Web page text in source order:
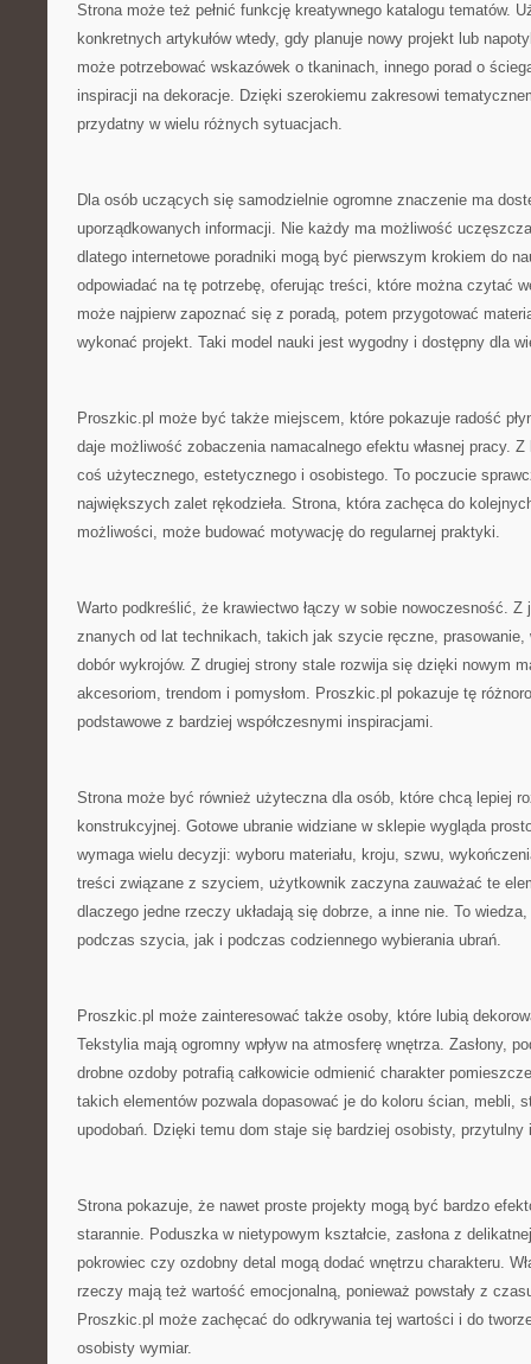
Strona może też pełnić funkcję kreatywnego katalogu tematów.
konkretnych artykułów wtedy, gdy planuje nowy projekt lub
może potrzebować wskazówek o tkaninach, innego porad o
inspiracji na dekoracje. Dzięki szerokiemu zakresowi
przydatny w wielu różnych sytuacjach.
Dla osób uczących się samodzielnie ogromne znaczenie ma
uporządkowanych informacji. Nie każdy ma możliwość
dlatego internetowe poradniki mogą być pierwszym krokiem do
odpowiadać na tę potrzebę, oferując treści, które można czytać
może najpierw zapoznać się z poradą, potem przygotować
wykonać projekt. Taki model nauki jest wygodny i dostępny dla
Proszkic.pl może być także miejscem, które pokazuje radość
daje możliwość zobaczenia namacalnego efektu własnej pracy. Z
coś użytecznego, estetycznego i osobistego. To poczucie
największych zalet rękodzieła. Strona, która zachęca do
możliwości, może budować motywację do regularnej praktyki.
Warto podkreślić, że krawiectwo łączy w sobie nowoczesność. Z
znanych od lat technikach, takich jak szycie ręczne,
dobór wykrojów. Z drugiej strony stale rozwija się dzięki nowym
akcesoriom, trendom i pomysłom. Proszkic.pl pokazuje tę
podstawowe z bardziej współczesnymi inspiracjami.
Strona może być również użyteczna dla osób, które chcą lepiej
konstrukcyjnej. Gotowe ubranie widziane w sklepie wygląda
wymaga wielu decyzji: wyboru materiału, kroju, szwu,
treści związane z szyciem, użytkownik zaczyna zauważać te
dlaczego jedne rzeczy układają się dobrze, a inne nie. To
podczas szycia, jak i podczas codziennego wybierania ubrań.
Proszkic.pl może zainteresować także osoby, które lubią
Tekstylia mają ogromny wpływ na atmosferę wnętrza. Zasłony,
drobne ozdoby potrafią całkowicie odmienić charakter
takich elementów pozwala dopasować je do koloru ścian, mebli,
upodobań. Dzięki temu dom staje się bardziej osobisty, przytulny
Strona pokazuje, że nawet proste projekty mogą być bardzo
starannie. Poduszka w nietypowym kształcie, zasłona z
pokrowiec czy ozdobny detal mogą dodać wnętrzu charakteru.
rzeczy mają też wartość emocjonalną, ponieważ powstały z
Proszkic.pl może zachęcać do odkrywania tej wartości i do
osobisty wymiar.